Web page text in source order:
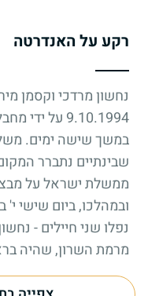
רקע על האנדרטה
נחשון מרדכי וקסמן
9.10.1994
במשך שישה ימים.
שבינתיים נתברר
ממשלת ישראל על
נפלו שני חיילים -
מרמת השרון, שהיה